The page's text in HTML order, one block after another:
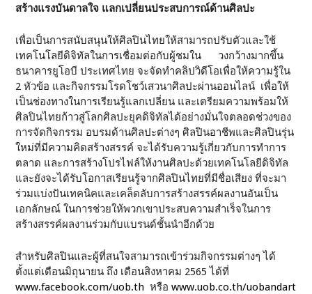
สร้างแรงบันดาลใจ แลกเปลี่ยนประสบการณ์ด้านศิลปะ
เพื่อเป็นการสนับสนุนให้ศิลปินไทยให้สามารถปรับตัวและใช้
เทคโนโลยีดิจิทัลในการเชื่อมต่อกับผู้ชมใน วงกว้างมากขึ้น
ธนาคารยูโอบี ประเทศไทย จะจัดทำคลิปวิดีโอเพื่อให้ความรู้ใน
2 หัวข้อ และกิจกรรมโรดโชว์เสวนาศิลปะผ่านออนไลน์ เพื่อให้
เป็นช่องทางในการเรียนรู้แลกเปลี่ยน และเตรียมความพร้อมให้
ศิลปินไทยก้าวสู่โลกศิลปะยุคดิจิทัลได้อย่างมั่นใจตลอดช่วงของ
การจัดกิจกรรม อบรมด้านศิลปะต่างๆ ศิลปินอาชีพและศิลปินรุ่น
ใหม่ที่มีความคิดสร้างสรรค์ จะได้รับความรู้เกี่ยวกับการทำการ
ตลาด และการสร้างโปรไฟล์ให้งานศิลปะด้วยเทคโนโลยีดิจิทัล
และยังจะได้รับโอกาสเรียนรู้จากศิลปินไทยที่มีชื่อเสียง ที่จะมา
ร่วมแบ่งปันเทคนิคและเคล็ดลับการสร้างสรรค์ผลงานอันเป็น
เอกลักษณ์ ในการช่วยให้พวกเขาประสบความสำเร็จในการ
สร้างสรรค์ผลงานร่วมกับแบรนด์ชั้นนำอีกด้วย
สำหรับศิลปินและผู้ที่สนใจสามารถเข้าร่วมกิจกรรมต่างๆ ได้
ตั้งแต่เดือนมิถุนายน ถึง เดือนสิงหาคม 2565 ได้ที่
www.facebook.com/uob.th หรือwww.uob.co.th/uobandart